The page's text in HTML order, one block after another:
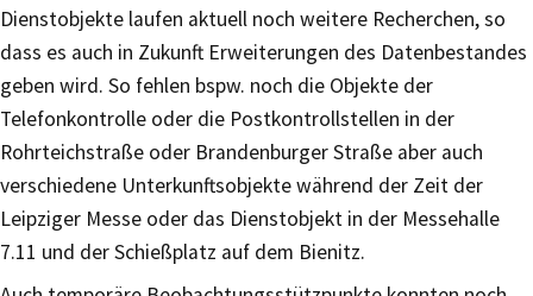
Dienstobjekte laufen aktuell noch weitere Recherchen, so
dass es auch in Zukunft Erweiterungen des Datenbestandes
geben wird. So fehlen bspw. noch die Objekte der
Telefonkontrolle oder die Postkontrollstellen in der
Rohrteichstraße oder Brandenburger Straße aber auch
verschiedene Unterkunftsobjekte während der Zeit der
Leipziger Messe oder das Dienstobjekt in der Messehalle
7.11 und der Schießplatz auf dem Bienitz.